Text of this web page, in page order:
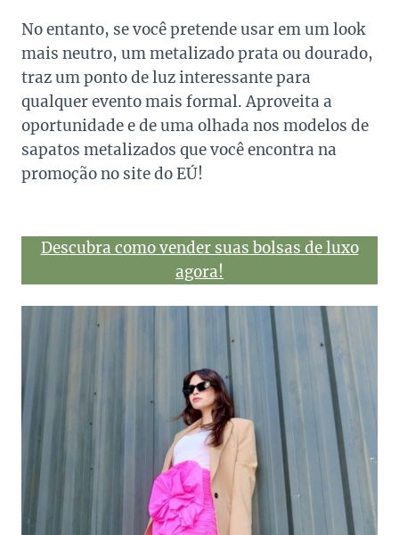
No entanto, se você pretende usar em um look
mais neutro, um metalizado prata ou dourado,
traz um ponto de luz interessante para
qualquer evento mais formal. Aproveita a
oportunidade e de uma olhada nos modelos de
sapatos metalizados que você encontra na
promoção no site do EÚ!
Descubra como vender suas bolsas de luxo
agora!